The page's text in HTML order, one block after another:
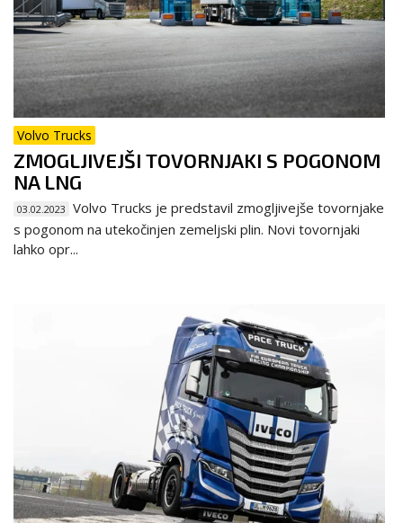
Volvo Trucks
ZMOGLJIVEJŠI TOVORNJAKI S POGONOM
NA LNG
03.02.2023 Volvo Trucks je predstavil zmogljivejše tovornjake
s pogonom na utekočinjen zemeljski plin. Novi tovornjaki
lahko opr...